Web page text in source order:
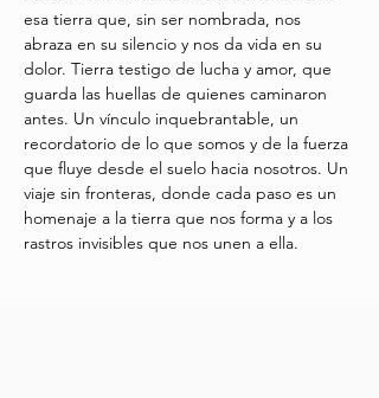
esa tierra que, sin ser nombrada, nos
abraza en su silencio y nos da vida en su
dolor. Tierra testigo de lucha y amor, que
guarda las huellas de quienes caminaron
antes. Un vínculo inquebrantable, un
recordatorio de lo que somos y de la fuerza
que fluye desde el suelo hacia nosotros. Un
viaje sin fronteras, donde cada paso es un
homenaje a la tierra que nos forma y a los
rastros invisibles que nos unen a ella.